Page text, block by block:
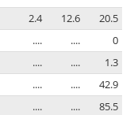
2.4 12.6
20.5
.... ....
0
.... ....
1.3
.... ....
42.9
.... ....
85.5